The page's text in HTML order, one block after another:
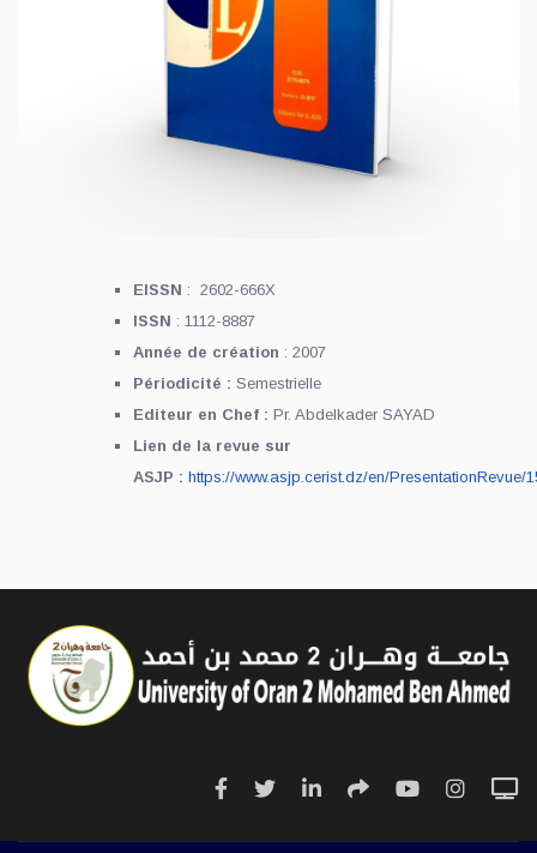
EISSN : 2602-666X
ISSN : 1112-8887
Année de création : 2007
Périodicité : Semestrielle
Editeur en Chef : Pr. Abdelkader SAYAD
Lien de la revue sur
ASJP : https://www.asjp.cerist.dz/en/PresentationRevue/